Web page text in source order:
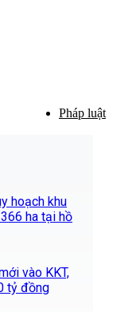
Pháp luật
hoạch khu
ha tại hồ
vào KKT,
tỷ đồng